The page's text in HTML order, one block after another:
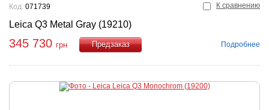
К сравнению
Leica Q3 Metal Gray (19210)
Код: 071739
345 730 грн
Подробнее